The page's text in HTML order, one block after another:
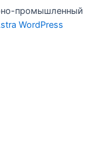
промышленный
WordPress